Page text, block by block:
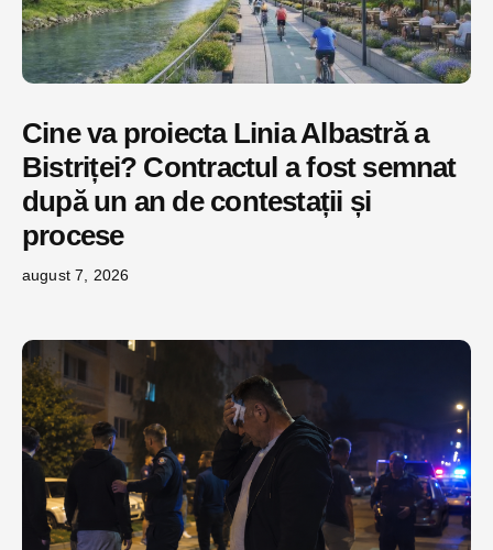
Cine va proiecta Linia Albastră a
Bistriței? Contractul a fost semnat
după un an de contestații și
procese
august 7, 2026